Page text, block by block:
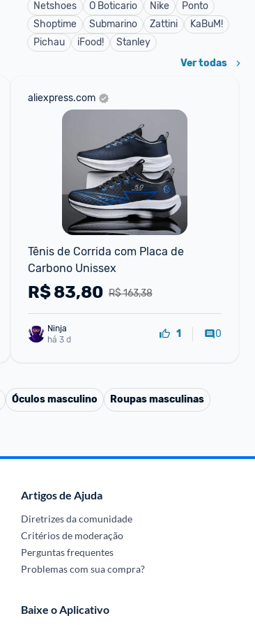
Netshoes
O Boticario Nike
Ponto
Shoptime
Submarino Zattini
KaBuM!
Pichau
iFood! Stanley
Ver todas
aliexpress.com
Tênis de Corrida com Placa de
Carbono Unissex
R$ 163,38
R$83,80
há 3 d
1 0
Óculos masculino Roupas masculinas
Artigos de Ajuda
Diretrizes da comunidade
Critérios de moderação
Perguntas frequentes
Problemas com sua compra?
Baixe o Aplicativo